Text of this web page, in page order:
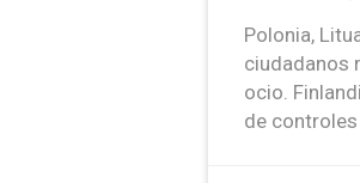
Polonia,
ciudadanos
ocio.
de controles